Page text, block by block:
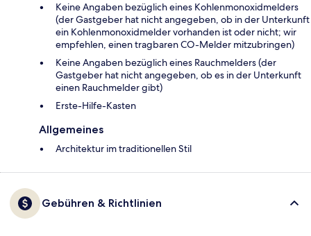
Keine Angaben bezüglich eines Kohlenmonoxidmelders
(der Gastgeber hat nicht angegeben, ob in der Unterkunft
ein Kohlenmonoxidmelder vorhanden ist oder nicht; wir
empfehlen, einen tragbaren CO-Melder mitzubringen)
Keine Angaben bezüglich eines Rauchmelders (der
Gastgeber hat nicht angegeben, ob es in der Unterkunft
einen Rauchmelder gibt)
Ers­te-Hil­fe-Kas­ten
Allgemeines
Architektur im traditionellen Stil
Gebühren & Richtlinien